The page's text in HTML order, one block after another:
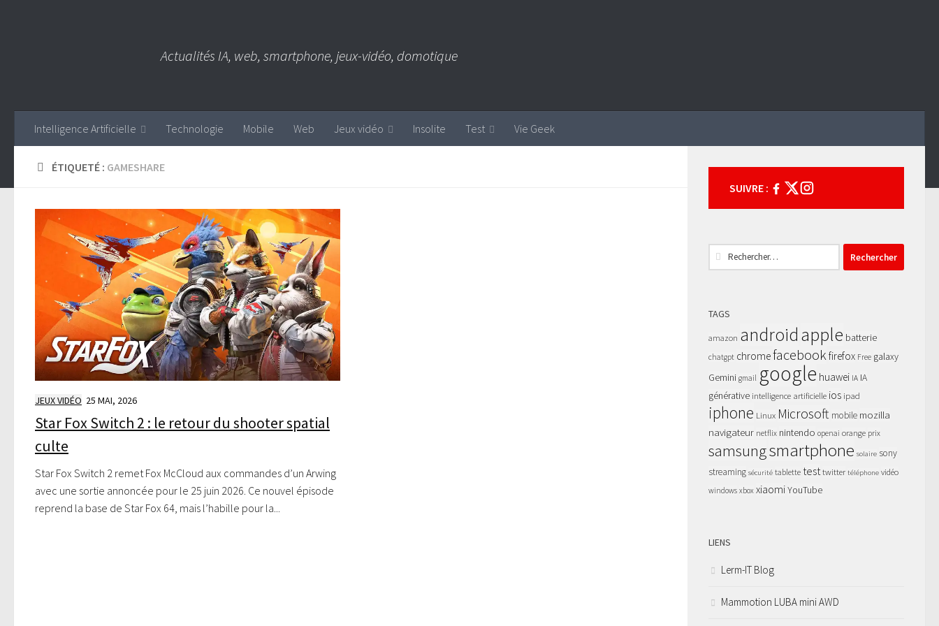
Actualités IA, web, smartphone, jeux-vidéo, domotique
Intelligence Artificielle Technologie Mobile Web Jeux vidéo Insolite Test Vie Geek
ÉTIQUETÉ : GAMESHARE
JEUX VIDÉO 25 MAI, 2026
Star Fox Switch 2 : le retour du shooter spatial
culte
Star Fox Switch 2 remet Fox McCloud aux commandes d’un Arwing
avec une sortie annoncée pour le 25 juin 2026. Ce nouvel épisode
reprend la base de Star Fox 64, mais l’habille pour la...
SUIVRE :
Rechercher :
TAGS
amazon androidapple batterie
chatgpt chromefacebookfirefox Free galaxy
Gemini gmail google huawei IA IA
générative intelligence artificielle ios ipad
iphone Linux Microsoft mobile mozilla
navigateur netflix nintendo openai orange prix
samsungsmartphone solaire sony
streaming sécurité tablette testtwitter téléphone vidéo
windows xbox xiaomiYouTube
LIENS
Lerm-IT Blog
Mammotion LUBA mini AWD